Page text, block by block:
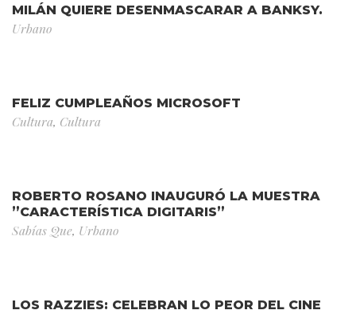
MILÁN QUIERE DESENMASCARAR A BANKSY.
Urbano
FELIZ CUMPLEAÑOS MICROSOFT
Cultura, Cultura
ROBERTO ROSANO INAUGURÓ LA MUESTRA
”CARACTERÍSTICA DIGITARIS”
Sabías Que, Urbano
LOS RAZZIES: CELEBRAN LO PEOR DEL CINE